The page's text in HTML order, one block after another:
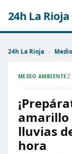
24h La Rioja
24h La Rioja ›
MEDIO AMBIENTE2
amarillo
lluvias
hora